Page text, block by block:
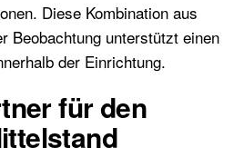
Diese Kombination aus
Beobachtung unterstützt einen
der Einrichtung.
für den